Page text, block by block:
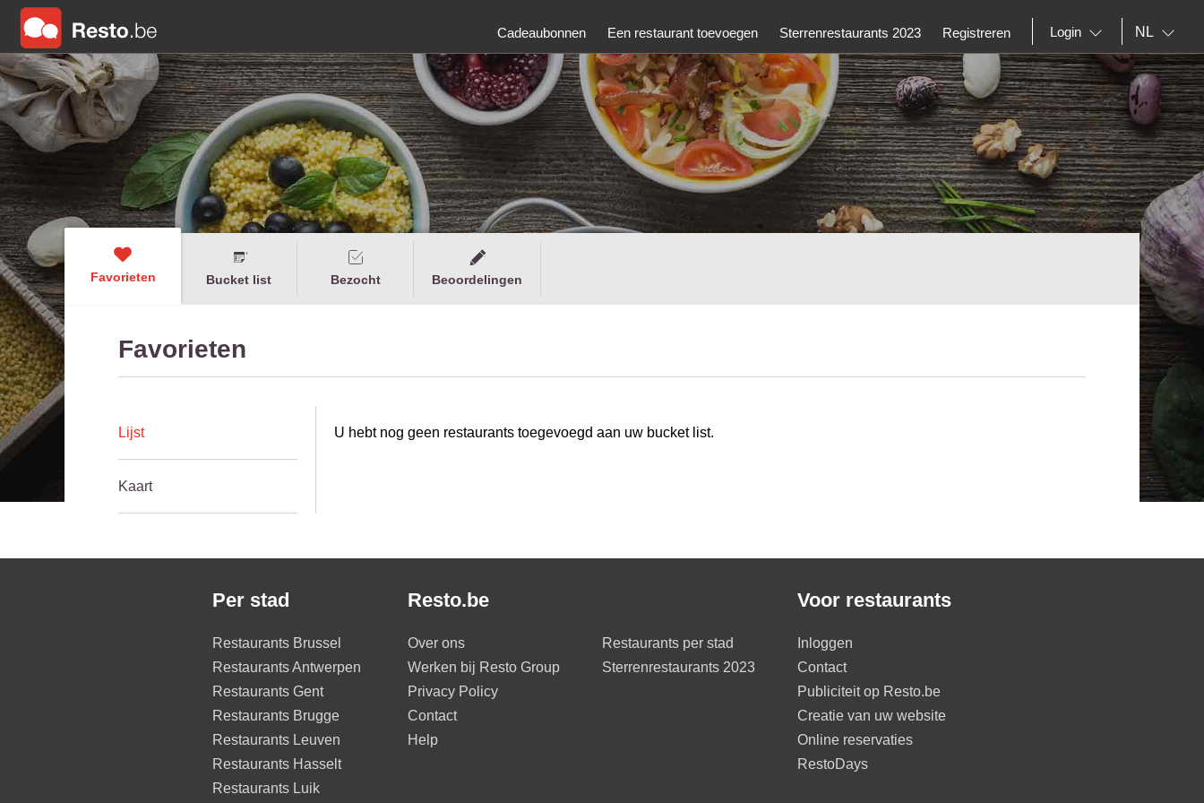
Cadeaubonnen Een restaurant toevoegen Sterrenrestaurants 2023 Registreren Login NL
Favorieten Bucket list Bezocht Beoordelingen
Favorieten
Lijst
Kaart
U hebt nog geen restaurants toegevoegd aan uw bucket list.
Per stad
Restaurants Brussel
Restaurants Antwerpen
Restaurants Gent
Restaurants Brugge
Restaurants Leuven
Restaurants Hasselt
Restaurants Luik
Resto.be
Over ons
Werken bij Resto Group
Privacy Policy
Contact
Help
Restaurants per stad
Sterrenrestaurants 2023
Voor restaurants
Inloggen
Contact
Publiciteit op Resto.be
Creatie van uw website
Online reservaties
RestoDays